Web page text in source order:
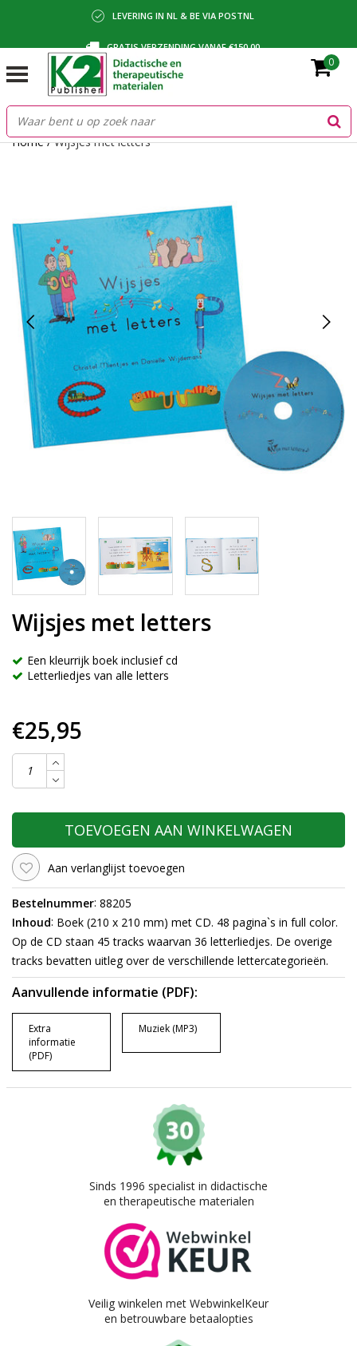
LEVERING IN NL & BE VIA POSTNL
GRATIS VERZENDING VANAF €150,00
BETALING VIA IDEAL, BANCONTACT OF FACTUUR
0
Home/Wijsjes met letters
Wijsjes met letters
Een kleurrijk boek inclusief cd
Letterliedjes van alle letters
€25,95
TOEVOEGEN AAN WINKELWAGEN
Aan verlanglijst toevoegen
Bestelnummer: 88205
Inhoud: Boek (210 x 210 mm) met CD. 48 pagina`s in full color.
Op de CD staan 45 tracks waarvan 36 letterliedjes. De overige
tracks bevatten uitleg over de verschillende lettercategorieën.
Aanvullende informatie (PDF):
Extra
informatie
(PDF)
Muziek (MP3)
Sinds 1996 specialist in didactische
en therapeutische materialen
Veilig winkelen met WebwinkelKeur
en betrouwbare betaalopties